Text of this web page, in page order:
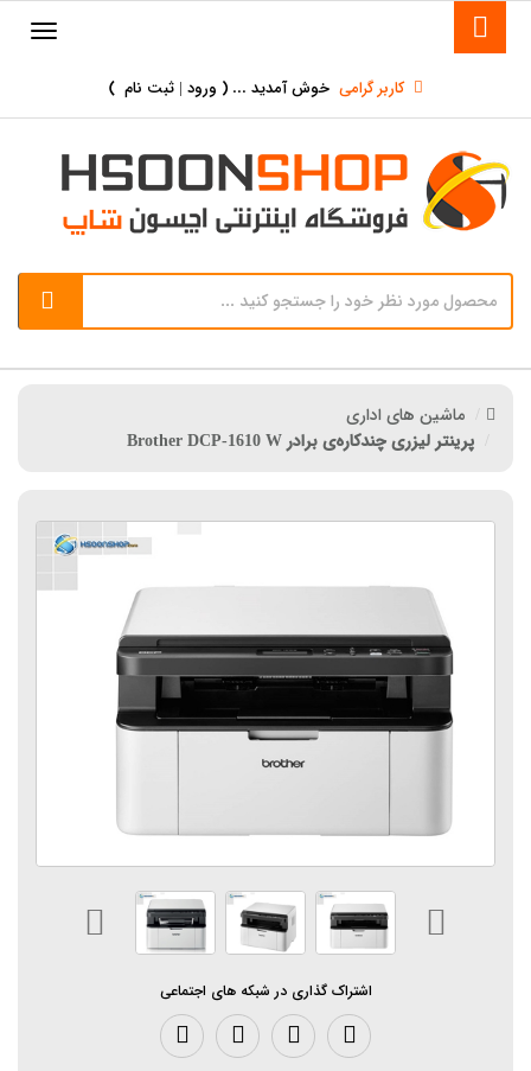
کاربر گرامی خوش آمدید ... ( ورود | ثبت نام )
ماشین های اداری
پرینتر لیزری چندکاره‌ی برادر Brother DCP-1610 W
اشتراک گذاری در شبکه های اجتماعی